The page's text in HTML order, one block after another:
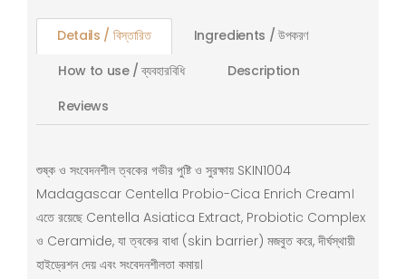
Details / বিস্তারিত
Ingredients / উপকরণ
How to use / ব্যবহারবিধি
Description
Reviews
শুষ্ক ও সংবেদনশীল ত্বকের গভীর পুষ্টি ও সুরক্ষায় SKIN1004
Madagascar Centella Probio-Cica Enrich Cream।
এতে রয়েছে Centella Asiatica Extract, Probiotic Complex
ও Ceramide, যা ত্বকের বাধা (skin barrier) মজবুত করে, দীর্ঘস্থায়ী
হাইড্রেশন দেয় এবং সংবেদনশীলতা কমায়।